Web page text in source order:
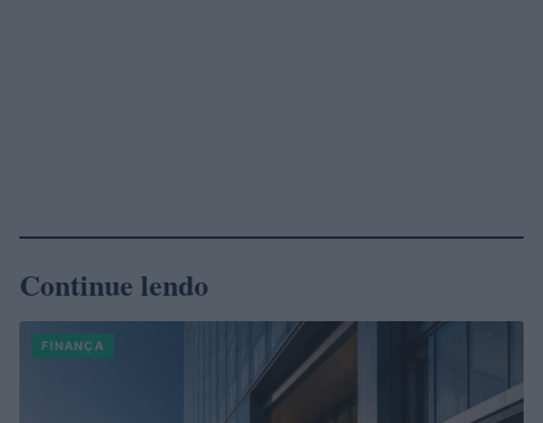
Continue lendo
FINANÇA